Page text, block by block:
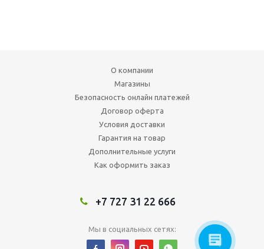
О компании
Магазины
Безопасность онлайн платежей
Договор оферта
Условия доставки
Гарантия на товар
Дополнительные услуги
Как оформить заказ
+7 727 31 22 666
Мы в социальных сетях: